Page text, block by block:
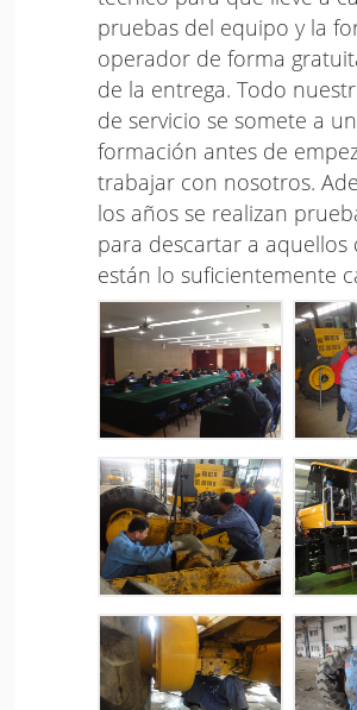
pruebas del equipo y la
operador de forma
de la entrega. Todo
de servicio se somete a
formación antes de
trabajar con nosotros.
los años se realizan
para descartar a aquellos
están lo suficientemente